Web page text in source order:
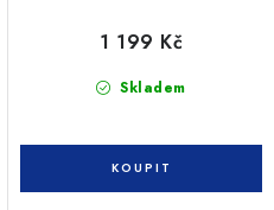
Skladem
1 199 Kč